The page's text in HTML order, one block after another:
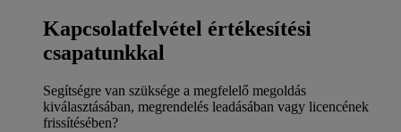
Kapcsolatfelvétel értékesítési
csapatunkkal
Segítségre van szüksége a megfelelő megoldás
kiválasztásában, megrendelés leadásában vagy licencének
frissítésében?